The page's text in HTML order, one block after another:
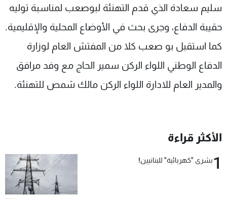
سليم سعادة الذي قدم التهنئة لبوصعب لمناسبة توليه
حقيبة الدفاع، وجرى بحث في الأوضاع المحلية والإقليمية.
كما استقبل بو صعب كلا من المفتش العام لوزارة
الدفاع الوطني اللواء الركن سمير الحاج مع وفد مرافق
والمدير العام للادارة اللواء الركن مالك شمص للتهنئة.
الأكثر قراءة
1بشرى "كهربائية" للبنانيين!
عن MTV
الإنـتـاج
وظائف
تواصل معنا
شروط الإسـتخدام
سياسة الخصوصية